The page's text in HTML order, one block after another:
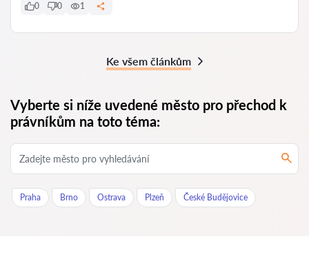
0 0 1
Ke všem článkům
Vyberte si níže uvedené město pro přechod k
právníkům na toto téma:
Praha Brno Ostrava Plzeň České Budějovice